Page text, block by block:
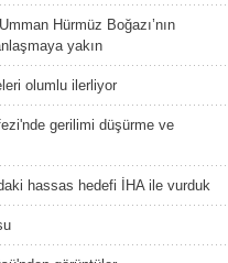
Hürmüz Boğazı’nın
yakın
olumlu ilerliyor
gerilimi düşürme ve
hassas hedefi İHA ile vurduk